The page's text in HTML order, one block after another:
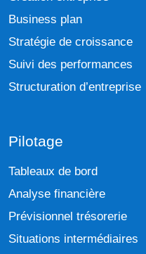
Business plan
Stratégie de croissance
Suivi des performances
Structuration d’entreprise
Pilotage
Tableaux de bord
Analyse financière
Prévisionnel trésorerie
Situations intermédiaires